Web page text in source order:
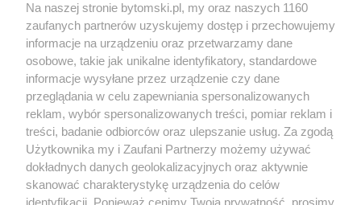
Wydawca mediów lokalnych
Nie zapomnij
zapoznać się z:
polityką prywatności regulamin korzystania z portali
Twojemiasto
Piekary Śląskie
Chorzów
Skontaktuj sięz nami
Kontakt
Wydawca
Na naszej stronie bytomski.pl, my oraz naszych 1160
zaufanych partnerów uzyskujemy dostęp i przechowujemy
informacje na urządzeniu oraz przetwarzamy dane
osobowe, takie jak unikalne identyfikatory, standardowe
informacje wysyłane przez urządzenie czy dane
przeglądania w celu zapewniania spersonalizowanych
reklam, wybór spersonalizowanych treści, pomiar reklam i
treści, badanie odbiorców oraz ulepszanie usług. Za zgodą
Użytkownika my i Zaufani Partnerzy możemy używać
dokładnych danych geolokalizacyjnych oraz aktywnie
skanować charakterystykę urządzenia do celów
identyfikacji. Ponieważ cenimy Twoją prywatność, prosimy